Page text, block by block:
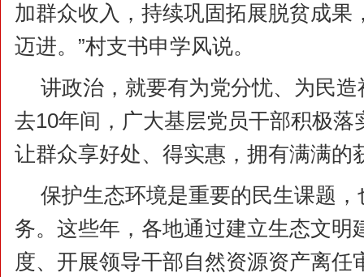
加群众收入，持续巩固拓展脱贫成果
迈进。”村支书申学风说。
讲政治，就要有为党分忧、为民
去10年间，广大基层党员干部积极落
让群众享好处、得实惠，拥有满满的
保护生态环境是重要的民生课题
务。这些年，各地通过建立生态文明
度、开展领导干部自然资源资产离任